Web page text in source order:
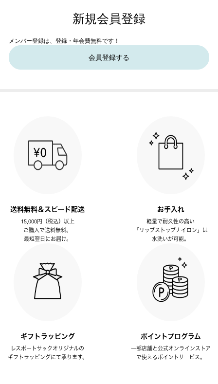
新規会員登録
メンバー登録は、登録・年会費無料です！
会員登録する
送料無料＆スピード配送
15,000円（税込）以上
ご購入で送料無料。
最短翌日にお届け。
お手入れ
軽量で耐久性の高い
「リップストップナイロン」は
水洗いが可能。
ギフトラッピング
レスポートサックオリジナルの
ギフトラッピングにて承ります。
ポイントプログラム
一部店舗と公式オンラインストア
で使えるポイントサービス。